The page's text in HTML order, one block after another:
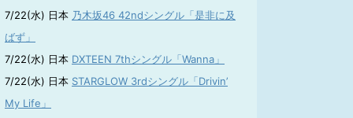
7/22(水) 日本 乃木坂46 42ndシングル「是非に及
ばず」
7/22(水) 日本 DXTEEN 7thシングル「Wanna」
7/22(水) 日本 STARGLOW 3rdシングル「Drivin’
My Life」